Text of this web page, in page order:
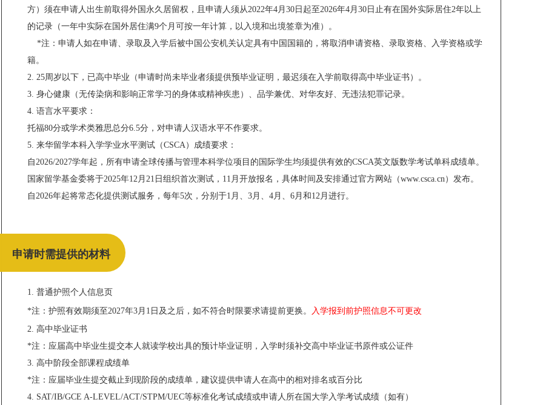
方）须在申请人出生前取得外国永久居留权，且申请人须从2022年4月30日起至2026年4月30日止有在国外实际居住2年以上
的记录（一年中实际在国外居住满9个月可按一年计算，以入境和出境签章为准）。
*注：申请人如在申请、录取及入学后被中国公安机关认定具有中国国籍的，将取消申请资格、录取资格、入学资格或学
籍。
2. 25周岁以下，已高中毕业（申请时尚未毕业者须提供预毕业证明，最迟须在入学前取得高中毕业证书）。
3. 身心健康（无传染病和影响正常学习的身体或精神疾患）、品学兼优、对华友好、无违法犯罪记录。
4. 语言水平要求：
托福80分或学术类雅思总分6.5分，对申请人汉语水平不作要求。
5. 来华留学本科入学学业水平测试（CSCA）成绩要求：
自2026/2027学年起，所有申请全球传播与管理本科学位项目 的国际学生均须提供有效的CSCA英文版数学考试单科成绩单。
国家留学基金委将于2025年12月21日组织首次测试，11月开放报名，具体时间及安排通过官方网站（www.csca.cn）发布。
自2026年起将常态化提供测试服务，每年5次，分别于1月、3月、4月、6月和12月进行。
申请时需提供的材料
1. 普通护照个人信息页
*注：护照有效期须至2027年3月1日及之后，如不符合时限要求请提前更换。
入学报到前护照信息不可更改
2. 高中毕业证书
*注：应届高中毕业生提交本人就读学校出具的预计毕业证明，入学时须补交高中毕业证书原件或公证件
3. 高中阶段全部课程成绩单
*注：应届毕业生提交截止到现阶段的成绩单，建议提供申请人在高中的相对排名或百分比
4. SAT/IB/GCE A-LEVEL/ACT/STPM/UEC等标准化考试成绩或申请人所在国大学入学考试成绩（如有）